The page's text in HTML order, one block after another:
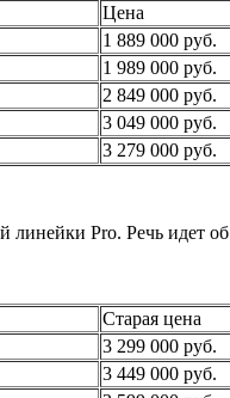
Цена
1 889 000 руб.
1 989 000 руб.
2 849 000 руб.
3 049 000 руб.
3 279 000 руб.
Pro. Речь идет
Старая цена
3 299 000 руб.
3 449 000 руб.